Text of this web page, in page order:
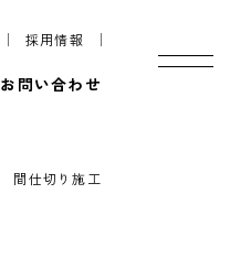
採用情報
お問い合わせ
間仕切り施工